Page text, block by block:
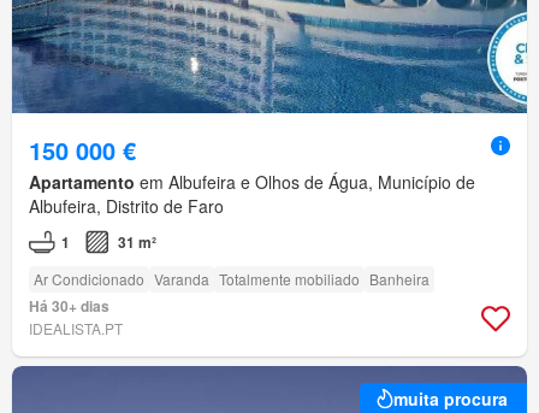
150 000 €
Apartamento em Albufeira e Olhos de Água, Município de
Albufeira, Distrito de Faro
1 31 m²
Ar Condicionado Varanda Totalmente mobiliado Banheira
Há 30+ dias
IDEALISTA.PT
muita procura